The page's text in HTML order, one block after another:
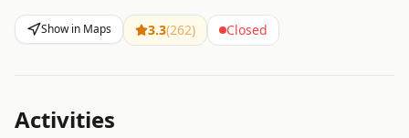
Show in Maps 3.3(262) Closed
Activities